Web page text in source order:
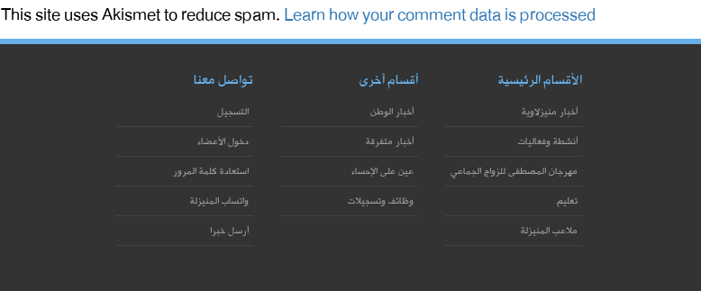
This site uses Akismet to reduce spam.Learn how your comment data is processed.
الأقسام الرئيسية
أخبار منيزلاوية
أنشطة وفعاليات
مهرجان المصطفى للزواج الجماعي
تعليم
ملاعب المنيزلة
أقسام أخرى
أخبار الوطن
أخبار متفرقة
عين على الإحساء
وظائف وتسجيلات
تواصل معنا
التسجيل
دخول الأعضاء
استعادة كلمة المرور
واتساب المنيزلة
أرسل خبرا